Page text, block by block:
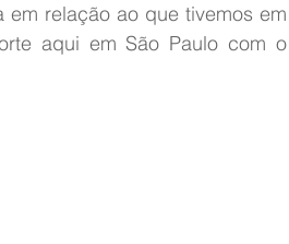
em relação ao que tivemos em
aqui em São Paulo com o